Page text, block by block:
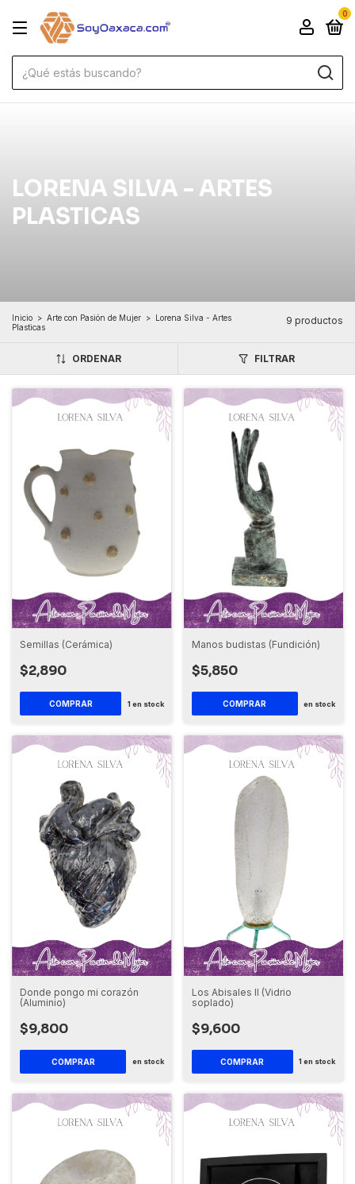
0
LORENA SILVA - ARTES
PLASTICAS
Inicio > Arte con Pasión de Mujer > Lorena Silva - Artes
Plasticas
9 productos
ORDENAR FILTRAR
Semillas (Cerámica)
$2,890
1 en stock
Manos budistas (Fundición)
$5,850
en stock
Donde pongo mi corazón
(Aluminio)
$9,800
en stock
Los Abisales II (Vidrio
soplado)
$9,600
1 en stock